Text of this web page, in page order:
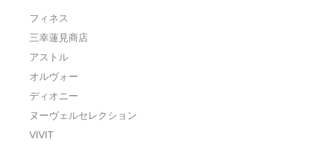
フィネス
三幸蓮見商店
アストル
オルヴォー
ディオニー
ヌーヴェルセレクション
VIVIT